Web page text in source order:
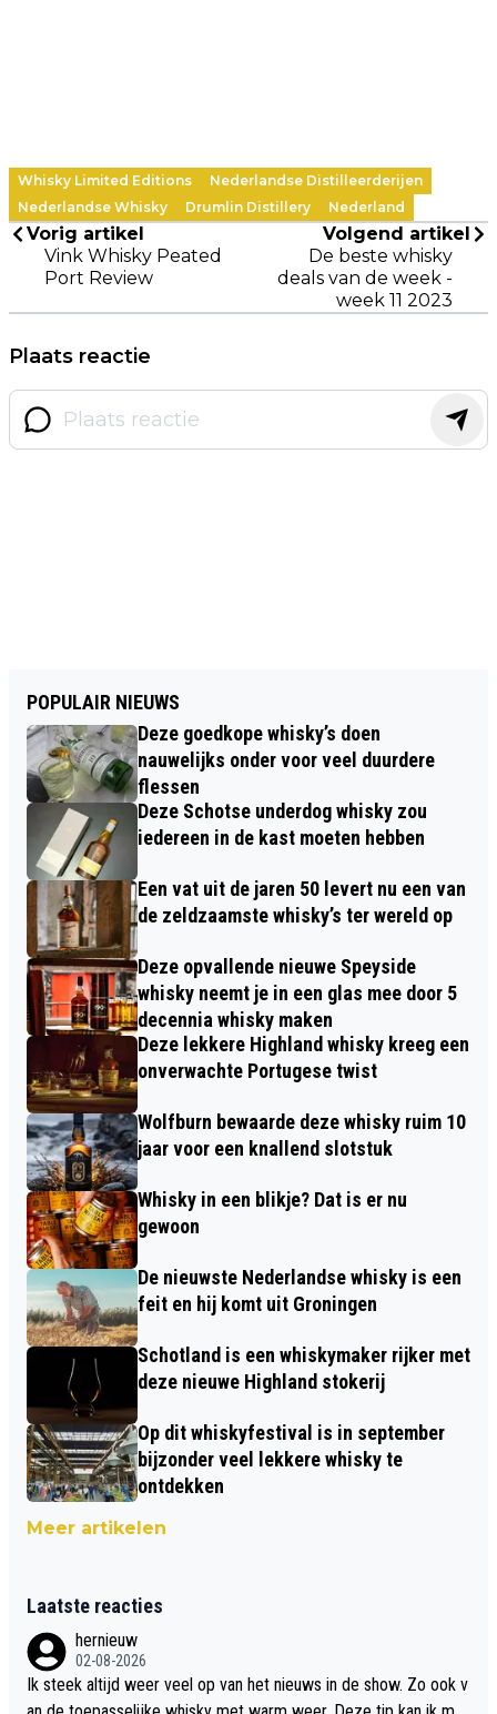
Whisky Limited Editions
Nederlandse Distilleerderijen
Nederlandse Whisky
Drumlin Distillery Nederland
Vorig artikel
Vink Whisky Peated
Port Review
Volgend artikel
De beste whisky
deals van de week -
week 11 2023
Plaats reactie
POPULAIR NIEUWS
Deze goedkope whisky’s doen
nauwelijks onder voor veel duurdere
flessen
Deze Schotse underdog whisky zou
iedereen in de kast moeten hebben
Een vat uit de jaren 50 levert nu een van
de zeldzaamste whisky’s ter wereld op
Deze opvallende nieuwe Speyside
whisky neemt je in een glas mee door 5
decennia whisky maken
Deze lekkere Highland whisky kreeg een
onverwachte Portugese twist
Wolfburn bewaarde deze whisky ruim 10
jaar voor een knallend slotstuk
Whisky in een blikje? Dat is er nu
gewoon
De nieuwste Nederlandse whisky is een
feit en hij komt uit Groningen
Schotland is een whiskymaker rijker met
deze nieuwe Highland stokerij
Op dit whiskyfestival is in september
bijzonder veel lekkere whisky te
ontdekken
Meer artikelen
Laatste reacties
hernieuw
02-08-2026
Ik steek altijd weer veel op van het nieuws in de show. Zo ook v